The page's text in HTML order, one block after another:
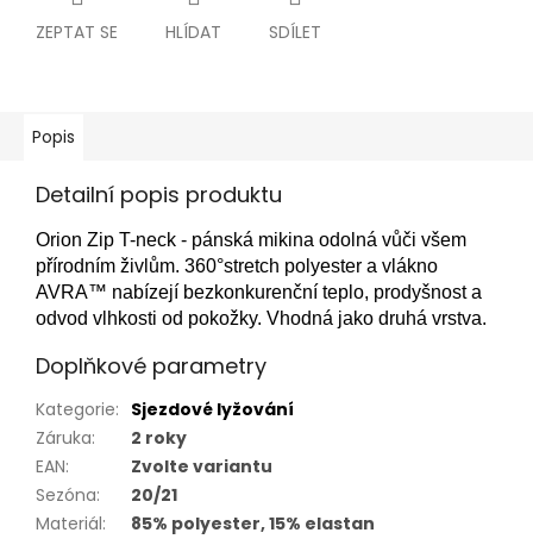
ZEPTAT SE HLÍDAT SDÍLET
Popis
Detailní popis produktu
Orion Zip T-neck - pánská mikina odolná vůči všem
přírodním živlům. 360°stretch polyester a vlákno
AVRA™ nabízejí bezkonkurenční teplo, prodyšnost a
odvod vlhkosti od pokožky. Vhodná jako druhá vrstva.
Doplňkové parametry
Kategorie: Sjezdové lyžování
Záruka:
2 roky
EAN:
Zvolte variantu
Sezóna:
20/21
Materiál:
85% polyester, 15% elastan